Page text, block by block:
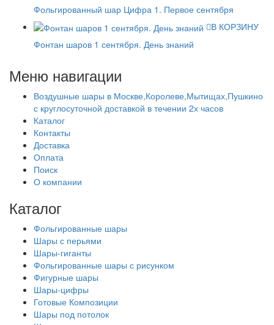
Фольгированный шар Цифра 1. Первое сентября
В КОРЗИНУ
Фонтан шаров 1 сентября. День знаний
Меню навигации
Воздушные шары в Москве,Королеве,Мытищах,Пушкино
с круглосуточной доставкой в течении 2х часов
Каталог
Контакты
Доставка
Оплата
Поиск
О компании
Каталог
Фольгированные шары
Шары с перьями
Шары-гиганты
Фольгированные шары с рисунком
Фигурные шары
Шары-цифры
Готовые Композиции
Шары под потолок